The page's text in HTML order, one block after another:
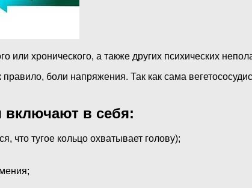
хронического, а также других психических
боли напряжения. Так как сама
в себя:
что тугое кольцо охватывает голову);